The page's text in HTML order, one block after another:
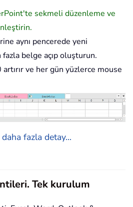
sekmeli düzenleme ve
aynı pencerede yeni
belge açıp oluşturun.
ve her gün yüzlerce mouse
fazla detay...
Tek kurulum